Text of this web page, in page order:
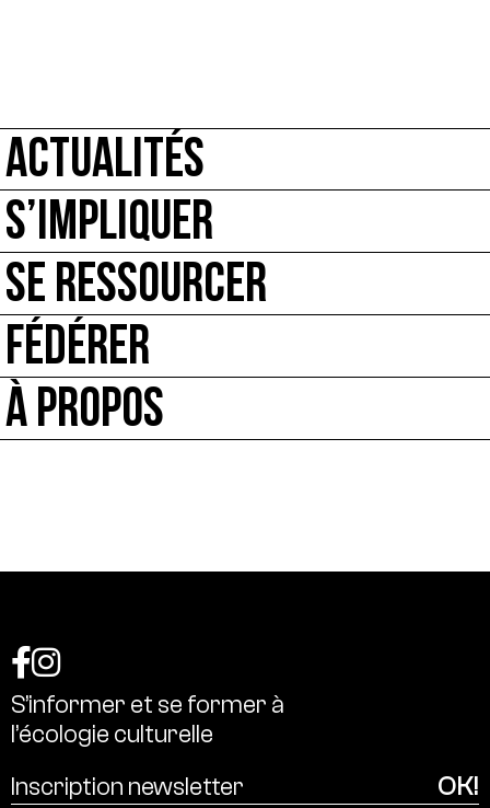
ACTUALITÉS
S’IMPLIQUER
SE RESSOURCER
FÉDÉRER
À PROPOS
S’informer et se former à
l’écologie culturelle